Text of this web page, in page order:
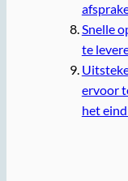
Snelle
te
ervoor
het